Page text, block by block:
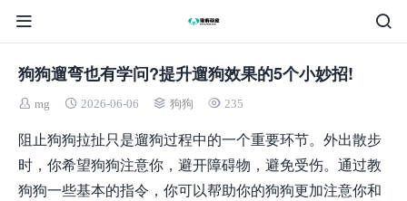
狗狗遛弯也有学问?提升遛狗效果的5个小妙招!
mg 2026-06-06 狗狗 235
阻止狗狗拉扯只是遛狗过程中的一个重要环节。外出散步
时，你希望狗狗注意你，避开障碍物，避免受伤。通过教
狗狗一些基本的指令，你可以帮助你的狗狗更加注意你和